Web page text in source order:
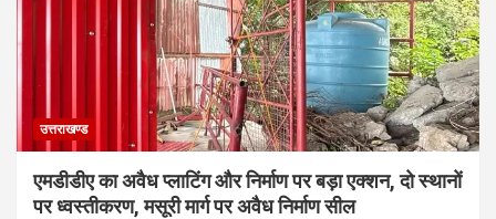
उत्तराखण्ड
एमडीडीए का अवैध प्लाटिंग और निर्माण पर बड़ा एक्शन, दो स्थानों
पर ध्वस्तीकरण, मसूरी मार्ग पर अवैध निर्माण सील